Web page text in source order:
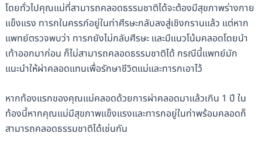
โดยทั่วไปคุณแม่ที่สามารถคลอดธรรมชาติได้จะต้องมีสุขภาพร่างกาย
แข็งแรง ทารกในครรภ์อยู่ในท่าศีรษะกลับลงสู่เชิงกรานแล้ว แต่หาก
แพทย์ตรวจพบว่า ทารกยังไม่กลับศีรษะ และมีแนวโน้มคลอดโดยนำ
เท้าออกมาก่อน ก็ไม่สามารถคลอดธรรมชาติได้ กรณีนี้แพทย์มัก
แนะนำให้ผ่าคลอดแทนเพื่อรักษาชีวิตแม่และทารกเอาไว้
หากท้องแรกของคุณแม่คลอดด้วยการผ่าคลอดมาแล้วเกิน 1 ปี ใน
ท้องนี้หากคุณแม่มีสุขภาพแข็งแรงและทารกอยู่ในท่าพร้อมคลอดก็
สามารถคลอดธรรมชาติได้เช่นกัน